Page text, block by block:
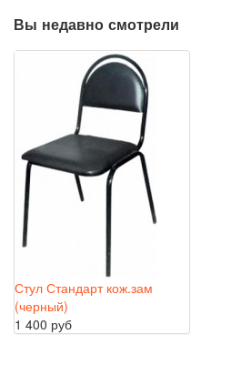
Вы недавно смотрели
Стул Стандарт кож.зам
(черный)
1 400 руб